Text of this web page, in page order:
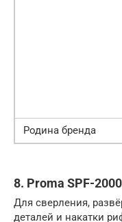
Родина бренда
8. Proma SPF-
Для сверления,
деталей и накатки